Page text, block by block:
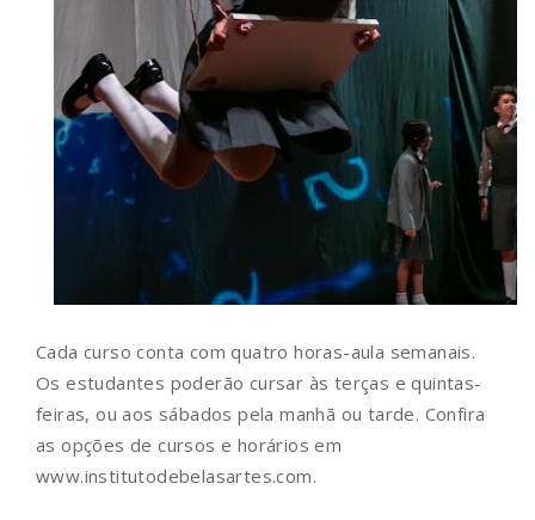
Cada curso conta com quatro horas-aula semanais.
Os estudantes poderão cursar às terças e quintas-
feiras, ou aos sábados pela manhã ou tarde. Confira
as opções de cursos e horários em
www.institutodebelasartes.com.